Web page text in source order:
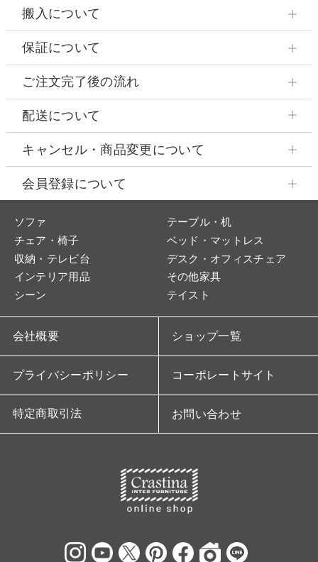
搬入について
保証について
ご注文完了後の流れ
配送について
キャンセル・商品変更について
会員登録について
会社概要 ショップ一覧
プライバシーポリシー コーポレートサイト
特定商取引法 お問い合わせ
ソファ
テーブル・机
チェア・椅子
ベッド・マットレス
収納・テレビ台
デスク・オフィスチェア
インテリア用品
その他家具
シーン
テイスト